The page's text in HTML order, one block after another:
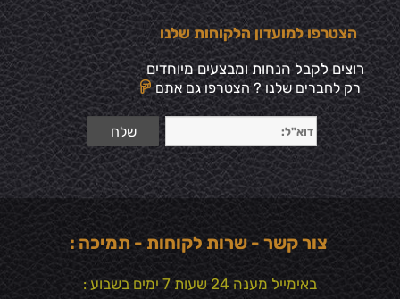
הצטרפו למועדון הלקוחות שלנו
רוצים לקבל הנחות ומבצעים מיוחדים
רק לחברים שלנו ? הצטרפו גם אתם
צור קשר - שרות לקוחות - תמיכה :
באימייל מענה 24 שעות 7 ימים בשבוע :